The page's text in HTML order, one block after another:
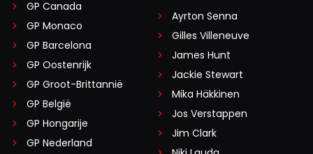
GP Canada
GP Monaco
GP Barcelona
GP Oostenrijk
GP Groot-Brittannië
GP België
GP Hongarije
GP Nederland
Ayrton Senna
Gilles Villeneuve
James Hunt
Jackie Stewart
Mika Häkkinen
Jos Verstappen
Jim Clark